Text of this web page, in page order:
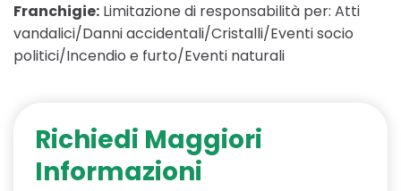
Franchigie: Limitazione di responsabilità per: Atti
vandalici/Danni accidentali/Cristalli/Eventi socio
politici/Incendio e furto/Eventi naturali
Richiedi Maggiori
Informazioni